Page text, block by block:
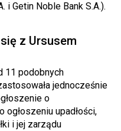
i Getin Noble Bank S.A.).
z Ursusem
11 podobnych
jednocześnie
o
ogłoszeniu upadłości,
i jej zarządu